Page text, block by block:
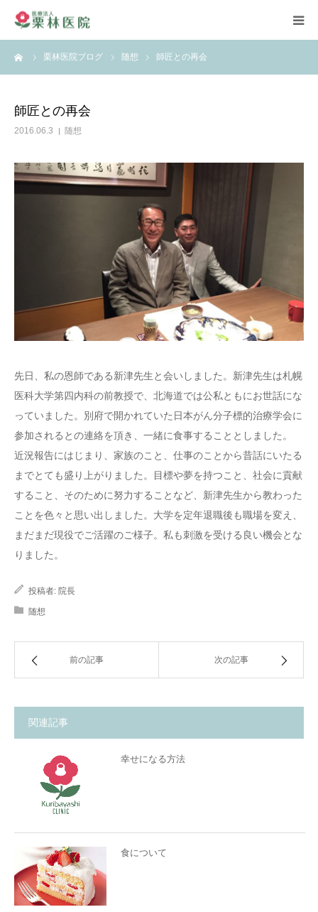
栗林医院ブログ 随想 師匠との再会
師匠との再会
2016.06.3 随想
先日、私の恩師である新津先生と会いしました。新津先生は札幌
医科大学第四内科の前教授で、北海道では公私ともにお世話にな
っていました。別府で開かれていた日本がん分子標的治療学会に
参加されるとの連絡を頂き、一緒に食事することとしました。
近況報告にはじまり、家族のこと、仕事のことから昔話にいたる
までとても盛り上がりました。目標や夢を持つこと、社会に貢献
すること、そのために努力することなど、新津先生から教わった
ことを色々と思い出しました。大学を定年退職後も職場を変え、
まだまだ現役でご活躍のご様子。私も刺激を受ける良い機会とな
りました。
投稿者: 院長
随想
前の記事 次の記事
関連記事
幸せになる方法
食について
ホーム
医師紹介
ブログ